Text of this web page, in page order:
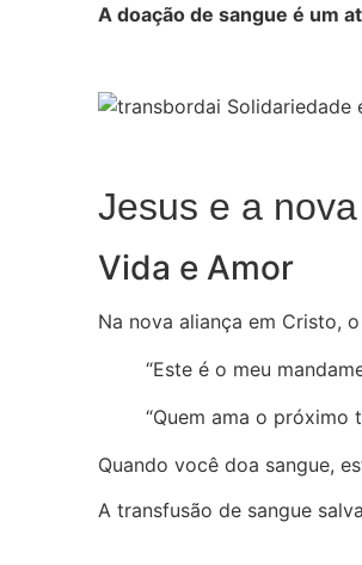
A doação de sangue é um
Jesus e a
Vida e Amor
Na nova aliança em Cristo,
“Este é o meu
“Quem ama o próximo
Quando você doa sangue,
A transfusão de sangue